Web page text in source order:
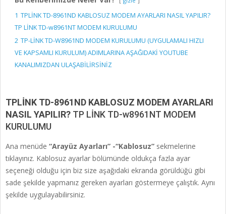
1 TPLİNK TD-8961ND KABLOSUZ MODEM AYARLARI NASIL YAPILIR?
TP LİNK TD-w8961NT MODEM KURULUMU
2 TP-LİNK TD-W8961ND MODEM KURULUMU (UYGULAMALI HIZLI
VE KAPSAMLI KURULUM) ADIMLARINA AŞAĞIDAKİ YOUTUBE
KANALIMIZDAN ULAŞABİLİRSİNİZ
TPLİNK TD-8961ND KABLOSUZ MODEM AYARLARI
NASIL YAPILIR? TP LİNK TD-w8961NT MODEM
KURULUMU
Ana menüde “Arayüz Ayarları” -“Kablosuz” sekmelerine
tıklayınız. Kablosuz ayarlar bölümünde oldukça fazla ayar
seçeneği olduğu için biz size aşağıdaki ekranda görüldüğü gibi
sade şekilde yapmanız gereken ayarları göstermeye çalıştık. Aynı
şekilde uygulayabilirsiniz.